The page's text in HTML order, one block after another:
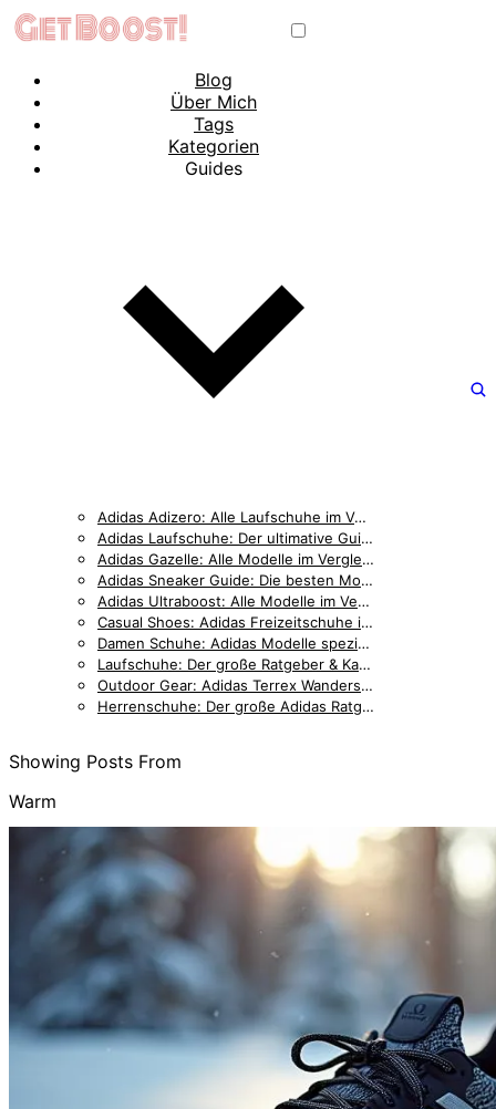
Blog
Über Mich
Tags
Kategorien
Guides
Adidas Adizero: Alle Laufschuhe im Vergleich — Pro, Boston, SL & mehr [2026]
Adidas Laufschuhe: Der ultimative Guide für jeden Läufer
Adidas Gazelle: Alle Modelle im Vergleich — Bold, Indoor & Classic [2026]
Adidas Sneaker Guide: Die besten Modelle für Lifestyle und Alltag
Adidas Ultraboost: Alle Modelle im Vergleich — Light, DNA & Gore-Tex [2026]
Casual Shoes: Adidas Freizeitschuhe im Überblick
Damen Schuhe: Adidas Modelle speziell für Frauen
Laufschuhe: Der große Ratgeber & Kaufberatung
Outdoor Gear: Adidas Terrex Wanderschuhe & Trail-Running
Herrenschuhe: Der große Adidas Ratgeber & Kaufberatung
Showing Posts From
Warm